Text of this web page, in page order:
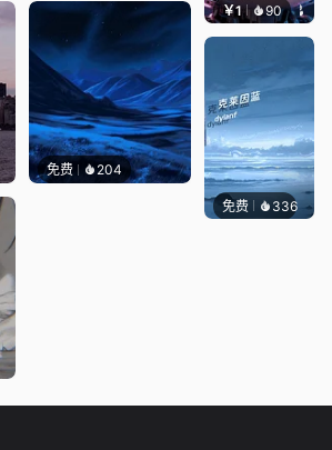
免费 204
￥1 90 叮叮
免费 336冰茶Ln